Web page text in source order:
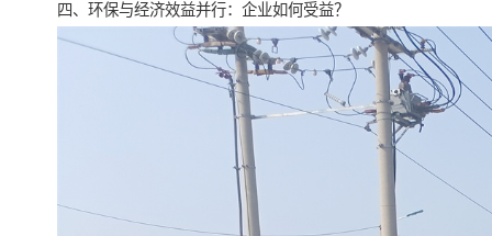
四、环保与经济效益并行：企业如何受益？